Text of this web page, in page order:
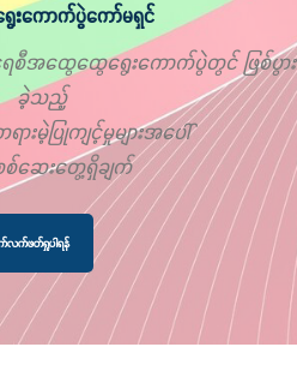
ေးကောက်ပွဲကော်မရှင်
ေစီအထွေထွေရွေးကောက်ပွဲတွင် ဖြစ်ပွား
ခဲ့သည့်
းမဲ့ပြုကျင့်မှုများအပေါ်
စ်ဆေးတွေ့ရှိချက်
လက်ဖတ်ရှုပါရန်